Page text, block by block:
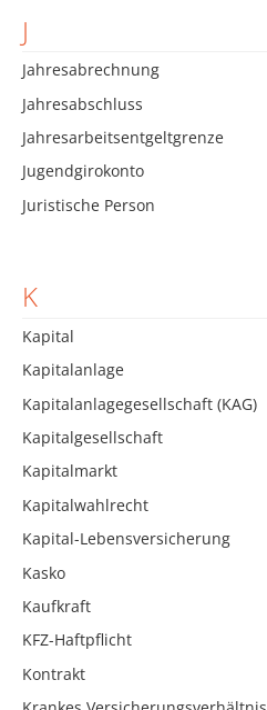
J
Jahresabrechnung
Jahresabschluss
Jahresarbeitsentgeltgrenze
Jugendgirokonto
Juristische Person
K
Kapital
Kapitalanlage
Kapitalanlagegesellschaft (KAG)
Kapitalgesellschaft
Kapitalmarkt
Kapitalwahlrecht
Kapital-Lebensversicherung
Kasko
Kaufkraft
KFZ-Haftpflicht
Kontrakt